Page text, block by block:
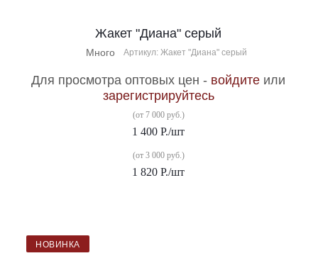
Жакет "Диана" серый
Много Артикул: Жакет "Диана" серый
Для просмотра оптовых цен - войдите или
зарегистрируйтесь
(от 7 000 руб.)
1 400 Р./шт
(от 3 000 руб.)
1 820 Р./шт
НОВИНКА